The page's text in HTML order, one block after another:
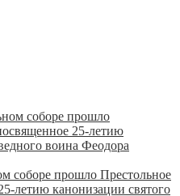
соборе прошло Престольное
летию канонизации святого